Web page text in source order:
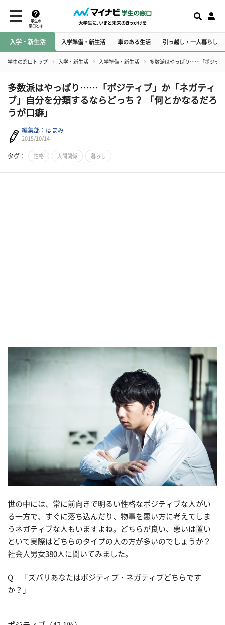
学生の
窓口とは
入学・新生活 入学準備・新生活 車のある生活 引っ越し・一人暮らし
学生の窓口トップ 入学・新生活 入学準備・新生活 多数派はやっぱり……「ポジティ
多数派はやっぱり……「ポジティブ」か「ネガティ
ブ」自分を分類するならどっち？ 「何とかなるだろ
うが口癖」
編集部：はまみ
2015/10/14
タグ： 性格 人間関係 暮らし
世の中には、常に前向きで明るい性格なポジティブな人がい
る一方で、すぐに落ち込んだり、物事を悪い方に考えてしま
うネガティブな人もいますよね。どちらが良い、悪いは置い
といて実際はどちらのタイプの人の方が多いのでしょうか？
社会人男女380人に聞いてみました。
Q 「ズバリあなたはポジティブ・ネガティブどちらです
か？」